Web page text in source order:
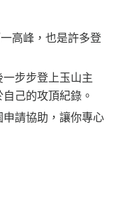
高峰，也是許多登
步步登上玉山主
己的攻頂紀錄。
請協助，讓你專心